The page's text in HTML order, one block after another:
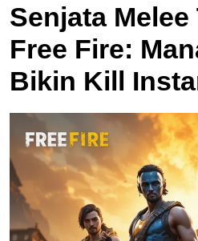
Senjata Melee
Free Fire:
Bikin Kill